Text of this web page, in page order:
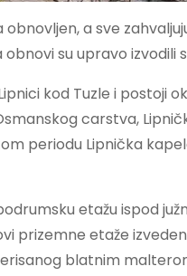
obnovljen, a sve
su upravo izvodili
kod Tuzle i postoji
carstva,
periodu Lipnička
etažu ispod
prizemne etaže
blatnim